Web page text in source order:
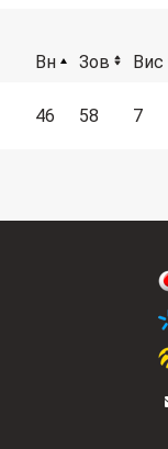
Вн Зов Вис
46 58 7